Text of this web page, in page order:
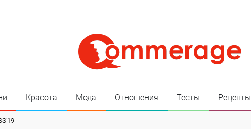
Красота Мода Отношения Тесты Рецепты